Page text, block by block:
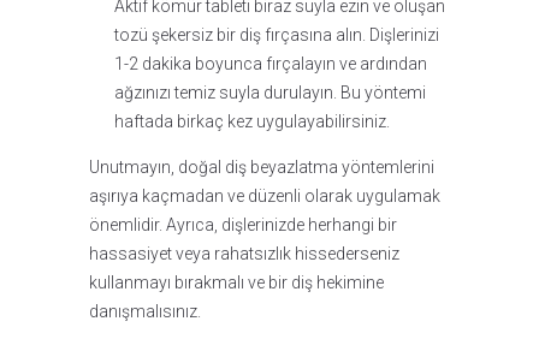
Aktif kömür tableti biraz suyla ezin ve oluşan
tozü şekersiz bir diş fırçasına alın. Dişlerinizi
1-2 dakika boyunca fırçalayın ve ardından
ağzınızı temiz suyla durulayın. Bu yöntemi
haftada birkaç kez uygulayabilirsiniz.
Unutmayın, doğal diş beyazlatma yöntemlerini
aşırıya kaçmadan ve düzenli olarak uygulamak
önemlidir. Ayrıca, dişlerinizde herhangi bir
hassasiyet veya rahatsızlık hissederseniz
kullanmayı bırakmalı ve bir diş hekimine
danışmalısınız.